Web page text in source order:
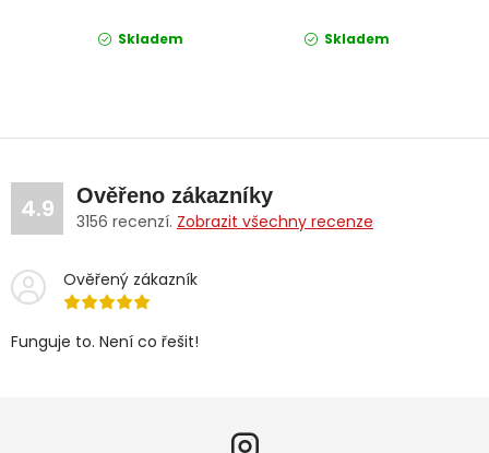
Skladem Skladem
4.9 Ověřeno zákazníky
3156 recenzí. Zobrazit všechny recenze
Ověřený zákazník
Funguje to. Není co řešit!